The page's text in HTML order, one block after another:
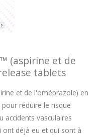
(aspirine et de
tablets
et de l'oméprazole) en
réduire le risque
accidents vasculaires
ont déjà eu et qui sont à